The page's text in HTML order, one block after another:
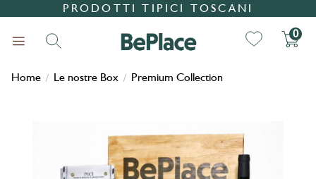
PRODOTTI TIPICI TOSCANI
0
Home / Le nostre Box / Premium Collection